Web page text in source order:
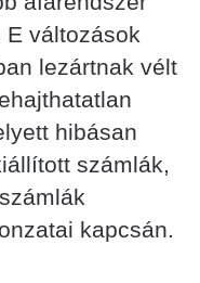
változások
lezártnak vélt
hibásan
számlák,
kapcsán.